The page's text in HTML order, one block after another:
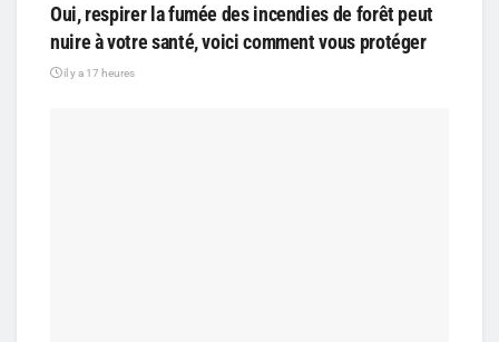
Oui, respirer la fumée des incendies de forêt peut
nuire à votre santé, voici comment vous protéger
il y a 17 heures